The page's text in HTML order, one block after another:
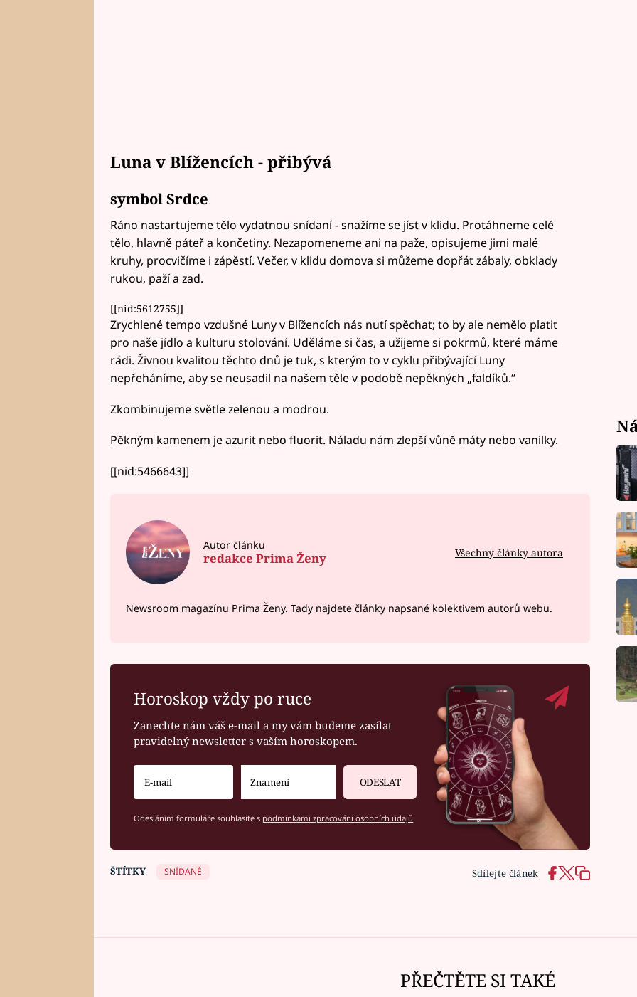
Luna v Blížencích - přibývá
symbol Srdce
Ráno nastartujeme tělo vydatnou snídaní - snažíme se jíst v klidu. Protáhneme celé
tělo, hlavně páteř a končetiny. Nezapomeneme ani na paže, opisujeme jimi malé
kruhy, procvičíme i zápěstí. Večer, v klidu domova si můžeme dopřát zábaly, obklady
rukou, paží a zad.
[[nid:5612755]]
Zrychlené tempo vzdušné Luny v Blížencích nás nutí spěchat; to by ale nemělo platit
pro naše jídlo a kulturu stolování. Uděláme si čas, a užijeme si pokrmů, které máme
rádi. Živnou kvalitou těchto dnů je tuk, s kterým to v cyklu přibývající Luny
nepřeháníme, aby se neusadil na našem těle v podobě nepěkných „faldíků.“
Zkombinujeme světle zelenou a modrou.
Pěkným kamenem je azurit nebo fluorit. Náladu nám zlepší vůně máty nebo vanilky.
[[nid:5466643]]
Autor článku
redakce Prima Ženy Všechny články autora
Newsroom magazínu Prima Ženy. Tady najdete články napsané kolektivem autorů webu.
Horoskop vždy po ruce
Zanechte nám váš e-mail a my vám budeme zasílat
pravidelný newsletter s vaším horoskopem.
ODESLAT
Odesláním formuláře souhlasíte s podmínkami zpracování osobních údajů
Sdílejte článek
ŠTÍTKY SNÍDANĚ
PŘEČTĚTE SI TAKÉ